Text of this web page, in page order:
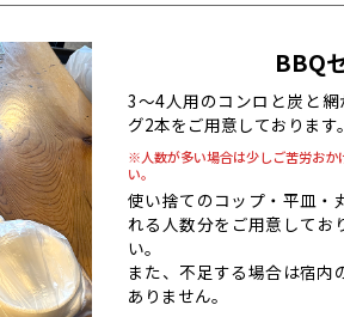
BBQ
3〜4人用のコンロと炭と
グ2本をご用意しております。
※人数が多い場合は少しご苦労おか
い。
使い捨てのコップ・平皿・
れる人数分をご用意してお
い。
また、不足する場合は宿内
ありません。